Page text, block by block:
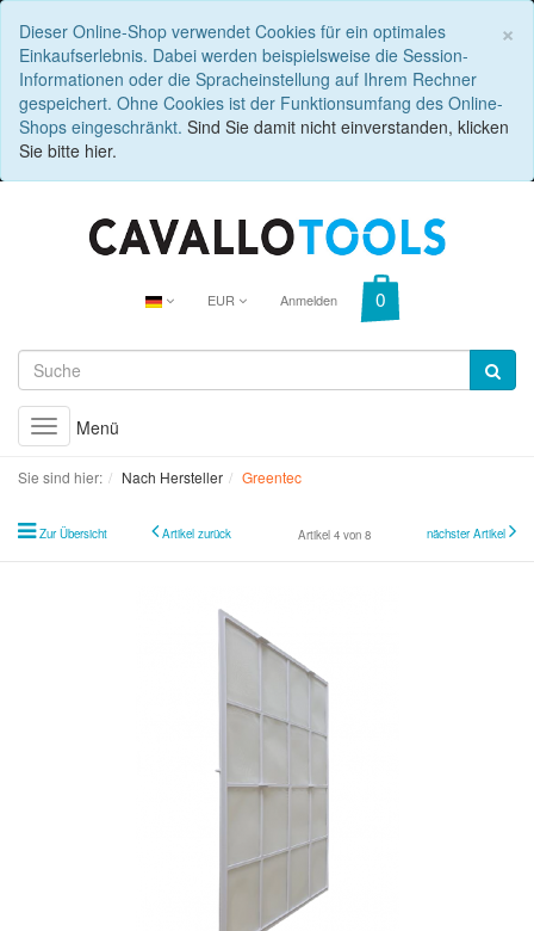
×
Dieser Online-Shop verwendet Cookies für ein optimales
Einkaufserlebnis. Dabei werden beispielsweise die Session-
Informationen oder die Spracheinstellung auf Ihrem Rechner
gespeichert. Ohne Cookies ist der Funktionsumfang des Online-
Shops eingeschränkt. Sind Sie damit nicht einverstanden, klicken
Sie bitte hier.
EUR Anmelden
Toggle
navigation
Menü
Sie sind hier: Nach Hersteller Greentec
Zur Übersicht Artikel zurück Artikel 4 von 8 nächster Artikel